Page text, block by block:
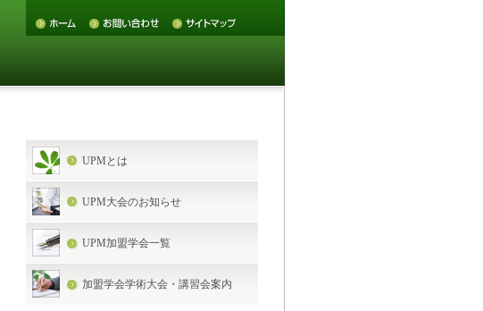
UPMとは
UPM大会のお知らせ
UPM加盟学会一覧
加盟学会学術大会・講習会案内